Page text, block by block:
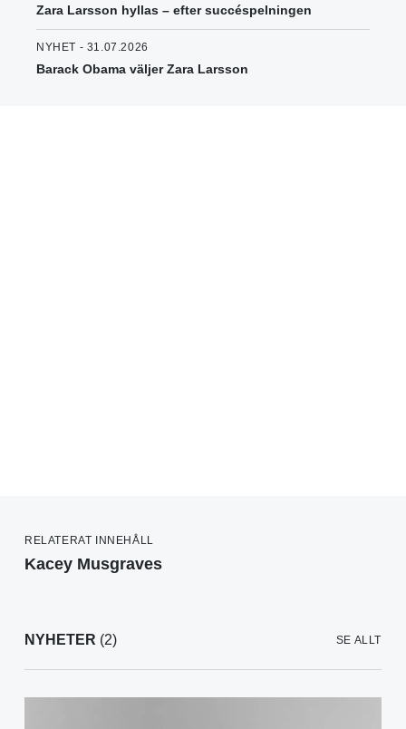
Zara Larsson hyllas – efter succéspelningen
NYHET - 31.07.2026
Barack Obama väljer Zara Larsson
RELATERAT INNEHÅLL
Kacey Musgraves
NYHETER (2) SE ALLT